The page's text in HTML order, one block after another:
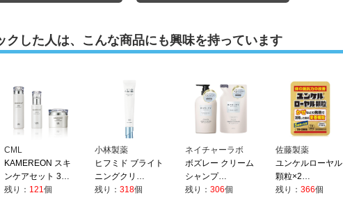
クした人は、こんな商品にも興味を持っています
CML
KAMEREON スキ
ンケアセット 3…
残り： 121個
小林製薬
ヒフミド ブライト
ニングクリ…
残り： 318個
ネイチャーラボ
ボズレー クリーム
シャンプ…
残り： 306個
佐藤製薬
ユンケルローヤル
顆粒×2…
残り： 366個